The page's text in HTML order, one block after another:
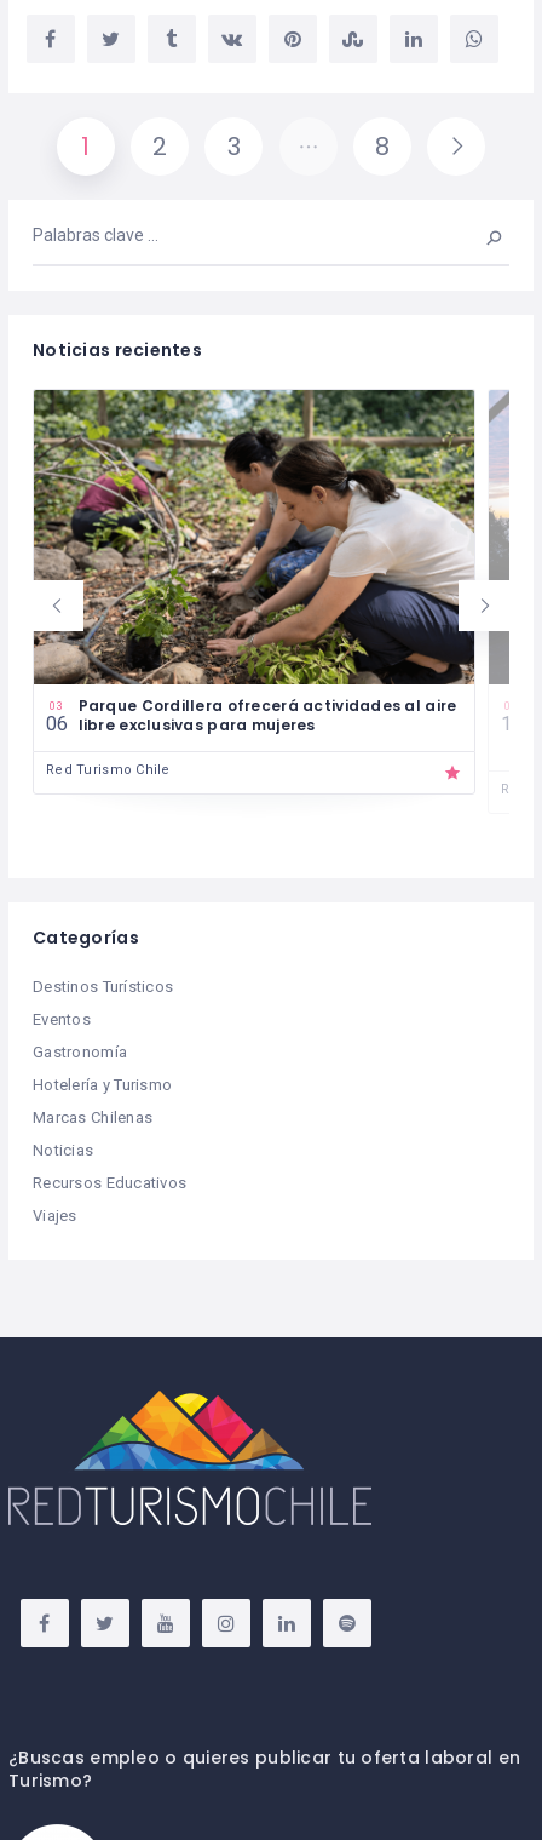
1 2 3 … 8
Noticias recientes
03
06
Parque Cordillera ofrecerá actividades al aire
libre exclusivas para mujeres
Red Turismo Chile
01
13
Red
Categorías
Destinos Turísticos
Eventos
Gastronomía
Hotelería y Turismo
Marcas Chilenas
Noticias
Recursos Educativos
Viajes
¿Buscas empleo o quieres publicar tu oferta laboral en
Turismo?